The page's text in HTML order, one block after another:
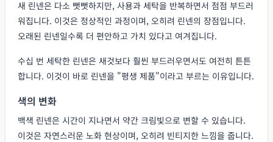
새 린넨은 다소 뻣뻣하지만, 사용과 세탁을 반복하면서 점점 부드러
워집니다. 이것은 정상적인 과정이며, 오히려 린넨의 장점입니다.
오래된 린넨일수록 더 편안하고 가치 있다고 여겨집니다.
수십 번 세탁한 린넨은 새것보다 훨씬 부드러우면서도 여전히 튼튼
합니다. 이것이 바로 린넨을 "평생 제품"이라고 부르는 이유입니다.
색의 변화
백색 린넨은 시간이 지나면서 약간 크림빛으로 변할 수 있습니다.
이것은 자연스러운 노화 현상이며, 오히려 빈티지한 느낌을 줍니다.